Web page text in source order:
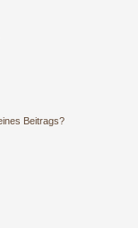
Beitrags?